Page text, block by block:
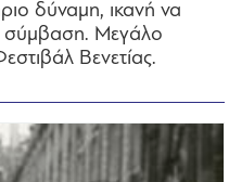
δύναμη, ικανή να
σύμβαση. Μεγάλο
Βενετίας.